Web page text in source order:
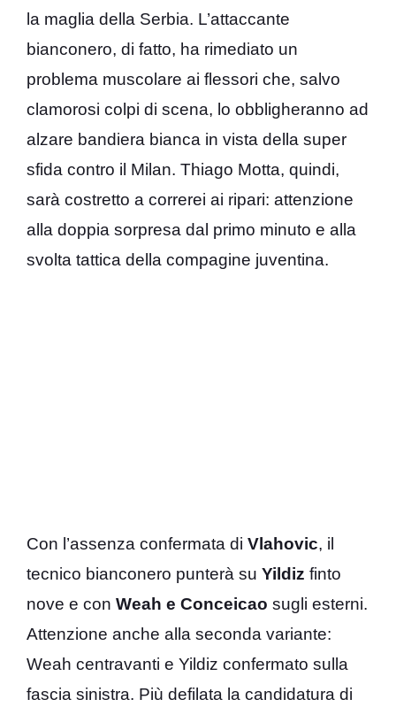
la maglia della Serbia. L’attaccante
bianconero, di fatto, ha rimediato un
problema muscolare ai flessori che, salvo
clamorosi colpi di scena, lo obbligheranno ad
alzare bandiera bianca in vista della super
sfida contro il Milan. Thiago Motta, quindi,
sarà costretto a correrei ai ripari: attenzione
alla doppia sorpresa dal primo minuto e alla
svolta tattica della compagine juventina.
Con l’assenza confermata di Vlahovic, il
tecnico bianconero punterà su Yildiz finto
nove e con Weah e Conceicao sugli esterni.
Attenzione anche alla seconda variante:
Weah centravanti e Yildiz confermato sulla
fascia sinistra. Più defilata la candidatura di